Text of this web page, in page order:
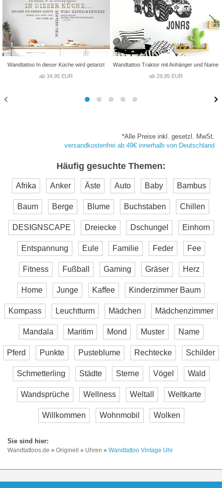
Wandtattoo In dieser Küche wird getanzt
ab 34,95 EUR
Wandtattoo Traktor mit Anhänger und Name
ab 29,95 EUR
*Alle Preise inkl. gesetzl. MwSt.
versandkostenfrei ab 49€ innerhalb von Deutschland
Häufig gesuchte Themen:
Afrika Anker Äste Auto Baby Bambus
Baum Berge Blume Buchstaben Chillen
DESIGNSCAPE Dreiecke Dschungel Einhorn
Entspannung Eule Familie Feder Fee
Fitness Fußball Gaming Gräser Herz
Home Junge Kaffee Kinderzimmer Baum
Kompass Leuchtturm Mädchen Mädchenzimmer
Mandala Maritim Mond Muster Name
Pferd Punkte Pusteblume Rechtecke Schilder
Schmetterling Städte Sterne Vögel Wald
Wandsprüche Wellness Weltall Weltkarte
Willkommen Wohnmobil Wolken
Wandtattoos.de » Originell » Uhren » Wandtattoo Vintage Uhr